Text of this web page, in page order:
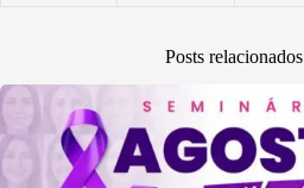
Posts relacionados